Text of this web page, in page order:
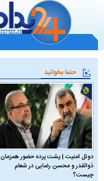
حتما بخوانید
دوئل امنیت | پشت پرده حضور همزمان
ذوالقدر و محسن رضایی در شعام
چیست؟